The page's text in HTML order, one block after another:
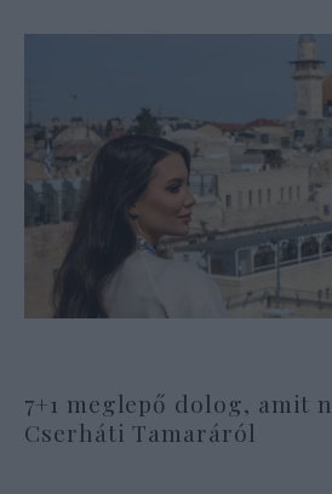
7+1 meglepő dolog, amit
Cserháti Tamaráról